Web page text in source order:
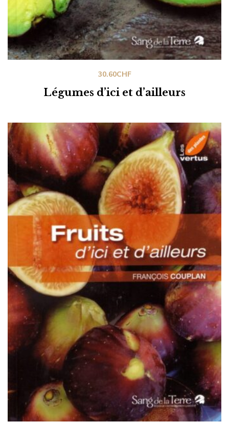
Légumes d’ici et d’ailleurs
30.60CHF